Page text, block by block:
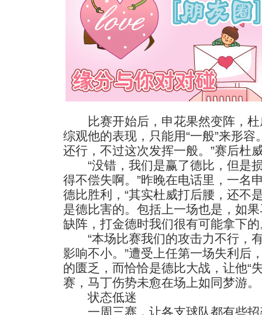
比赛开始后，申花果然变阵，杜
综观他的表现，只能用“一般”来形
还行，不过这次发挥一般。”赛后杜
“没错，我们是赢了德比，但是
得不偿失啊。”昨晚在电话里，一名
德比胜利，“其实杜威打后腰，还不
是德比害的。包括上一场也是，如
缺阵，打金德时我们很有可能拿下的
“本场比赛我们的攻击力不行，
影响不小。”遭受上任第一场失利后
的匮乏，而恰恰是德比大战，让他“
赛，马丁伤势未愈在场上如同梦游。
状态低迷
一周三赛，让各支球队都有些招